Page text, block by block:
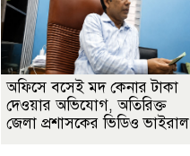
অফিসে বসেই মদ কেনার টাকা
দেওয়ার অভিযোগ, অতিরিক্ত
জেলা প্রশাসকের ভিডিও ভাইরাল